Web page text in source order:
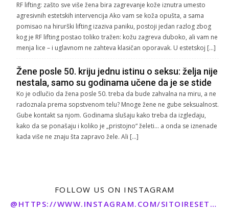
RF lifting: zašto sve više žena bira zagrevanje kože iznutra umesto
agresivnih estetskih intervencija Ako vam se koža opušta, a sama
pomisao na hirurški lifting izaziva paniku, postoji jedan razlog zbog
kog je RF lifting postao toliko tražen: kožu zagreva duboko, ali vam ne
menja lice – i uglavnom ne zahteva klasičan oporavak. U estetskoj […]
Žene posle 50. kriju jednu istinu o seksu: želja nije
nestala, samo su godinama učene da je se stide
Ko je odlučio da žena posle 50. treba da bude zahvalna na miru, a ne
radoznala prema sopstvenom telu? Mnoge žene ne gube seksualnost.
Gube kontakt sa njom. Godinama slušaju kako treba da izgledaju,
kako da se ponašaju i koliko je „pristojno“ želeti… a onda se iznenade
kada više ne znaju šta zapravo žele. Ali […]
FOLLOW US ON INSTAGRAM
@HTTPS://WWW.INSTAGRAM.COM/SITOIRESETO/